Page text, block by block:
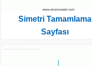
Simetri Tamamlama
Sayfası